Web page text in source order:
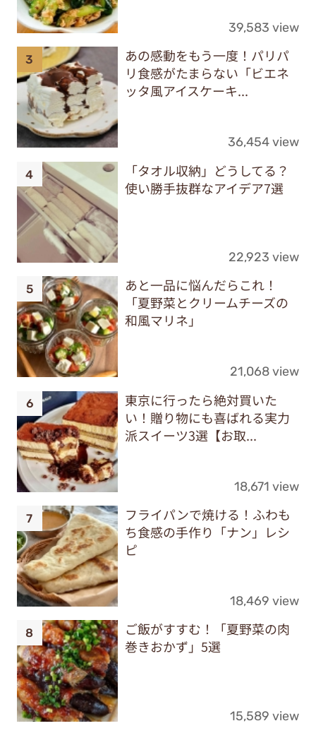
39,583 view
あの感動をもう一度！パリパ
リ食感がたまらない「ビエネ
ッタ風アイスケーキ...
36,454 view
「タオル収納」どうしてる？
使い勝手抜群なアイデア7選
22,923 view
あと一品に悩んだらこれ！
「夏野菜とクリームチーズの
和風マリネ」
21,068 view
東京に行ったら絶対買いた
い！贈り物にも喜ばれる実力
派スイーツ3選【お取...
18,671 view
フライパンで焼ける！ふわも
ち食感の手作り「ナン」レシ
ピ
18,469 view
ご飯がすすむ！「夏野菜の肉
巻きおかず」5選
15,589 view